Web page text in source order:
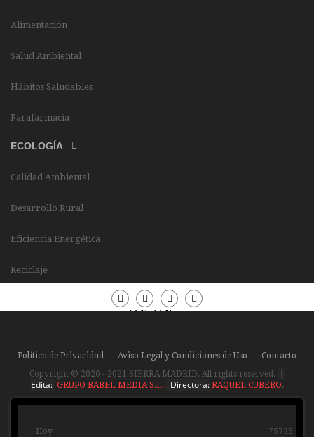
Alimentación
Salud Ambiental
Hábitos Saludables
Parafarmacia
ECOLOGÍA
Calidad Ambiental
Desarrollo Rural
Eficiencia Energética
Reciclaje
Periódico
Periódico
Política de Privacidad Aviso Legal y Condiciones de Uso
Contacto
Copyright © 2020 - 2021 SIERRA MADRID. All rights reserved.
|
Edita: GRUPO BABEL MEDIA S.L. Directora:RAQUEL CUBERO.
Hoy
75735